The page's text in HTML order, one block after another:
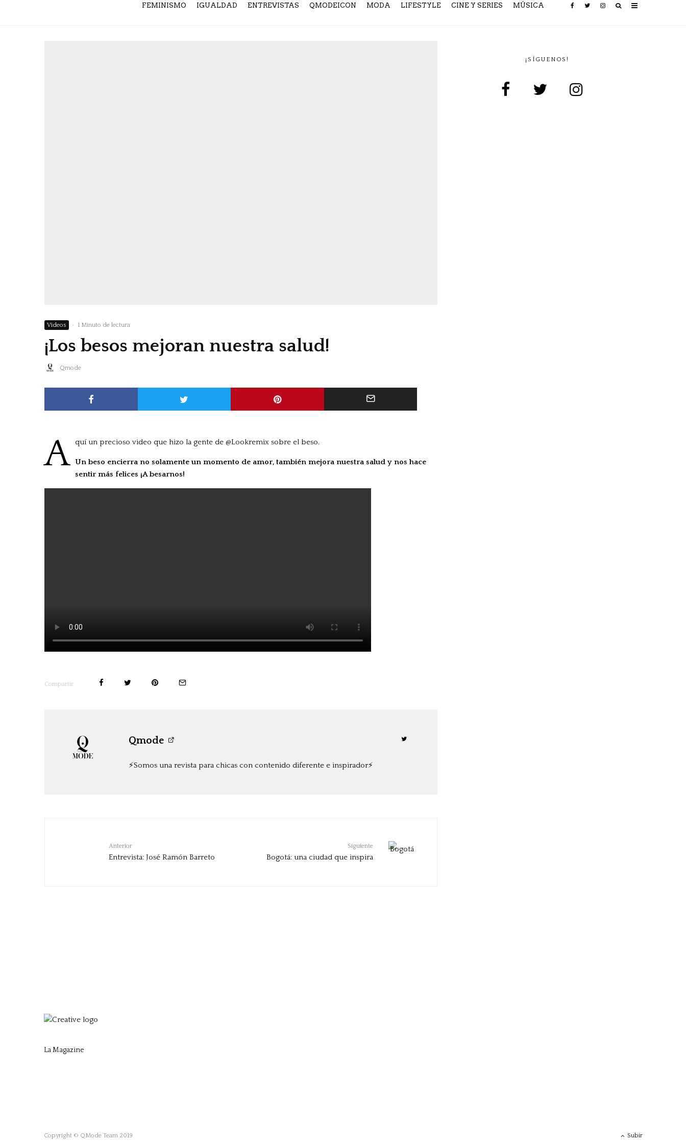
FEMINISMO IGUALDAD ENTREVISTAS QMODEICON MODA LIFESTYLE CINE Y SERIES MÚSICA
Videos · 1 Minuto de lectura
¡Los besos mejoran nuestra salud!
Qmode
A quí un precioso video que hizo la gente de @Lookremix sobre el beso.
Unbeso encierra no solamente un momento de amor, también mejora nuestra salud y nos hace
sentir más felices ¡A besarnos!
Compartir
Qmode
⚡️Somos una revista para chicas con contenido diferente e inspirador⚡️
Anterior
Entrevista: José Ramón Barreto
Siguiente
Bogotá: una ciudad que inspira
¡SÍGUENOS!
La Magazine
Copyright © QMode Team 2019 Subir